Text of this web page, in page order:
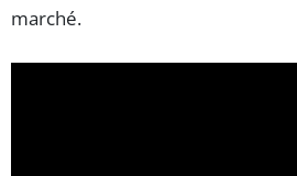
marché.